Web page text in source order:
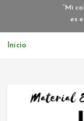
e
“Mi
es
Inicio